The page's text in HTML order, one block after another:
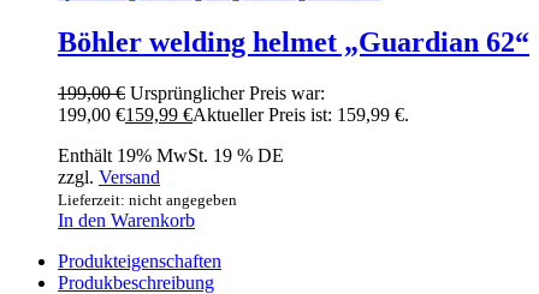
Böhler welding helmet „Guardian 62“
199,00€ Ursprünglicher Preis war:
199,00 €159,99 €Aktueller Preis ist: 159,99 €.
Enthält 19% MwSt. 19 % DE
zzgl. Versand
Lieferzeit: nicht angegeben
In den Warenkorb
Produkteigenschaften
Produkbeschreibung